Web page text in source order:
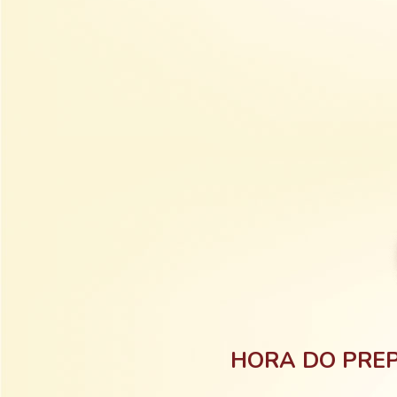
HORA DO